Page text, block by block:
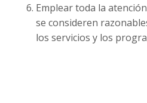
Emplear toda la
se consideren
los servicios y los